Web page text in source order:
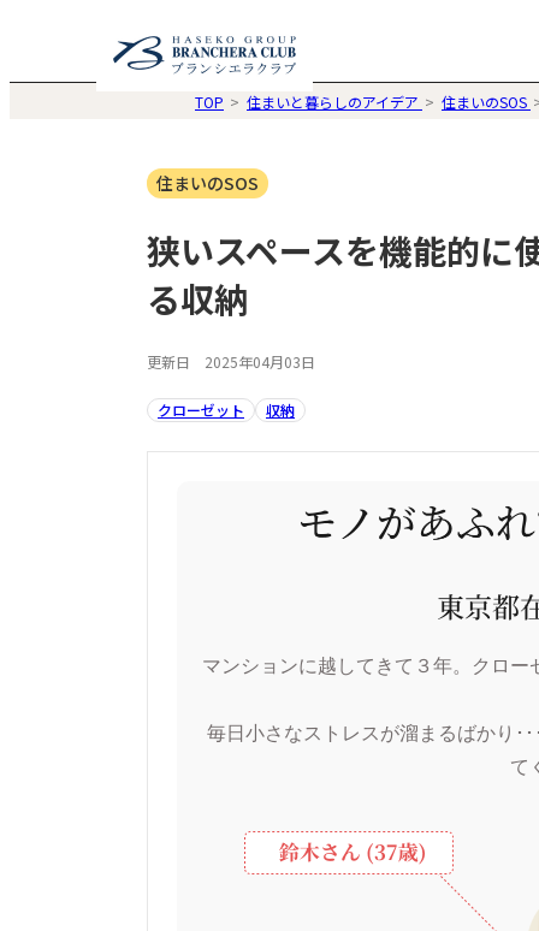
TOP 住まいと暮らしのアイデア 住まいのSOS
住まいのSOS
狭いスペースを機能的に
る収納
更新日 2025年04月03日
クローゼット 収納
マンションに越してきて３年。 クロー
毎日小さなストレスが溜まるばかり･
て